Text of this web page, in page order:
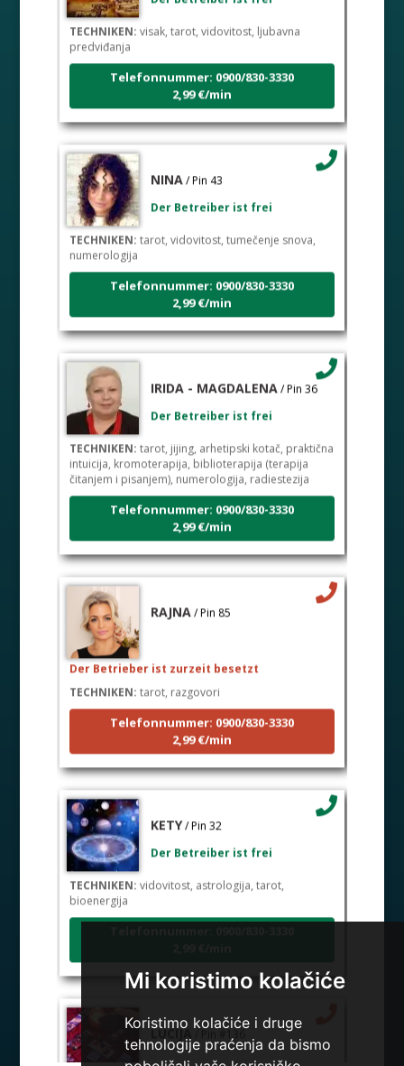
Mi koristimo kolačiće
Koristimo kolačiće i druge
tehnologije praćenja da bismo
TECHNIKEN:visak, tarot, vidovitost, ljubavna
predviđanja
Telefonnummer: 0900/830-3330
2,99 €/min
NINA
Der Betreiber ist frei
TECHNIKEN:tarot, vidovitost, tumečenje snova,
numerologija
Telefonnummer: 0900/830-3330
2,99 €/min
IRIDA - MAGDALENA
/ Pin 36
Der Betreiber ist frei
TECHNIKEN:tarot, jijing, arhetipski kotač, praktična
intuicija, kromoterapija, biblioterapija (terapija
čitanjem i pisanjem), numerologija, radiestezija
Telefonnummer: 0900/830-3330
2,99 €/min
RAJNA
Der Betrieber ist zurzeit besetzt
Telefonnummer: 0900/830-3330
2,99 €/min
KETY
Der Betreiber ist frei
TECHNIKEN:vidovitost, astrologija, tarot,
bioenergija
Telefonnummer: 0900/830-3330
LUCIJA / Pin #136